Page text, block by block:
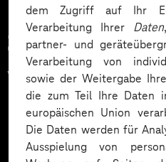
dem Zugriff auf Ihr
Verarbeitung Ihrer Daten
partner- und
Verarbeitung von
sowie der Weitergabe
die zum Teil Ihre Daten
europäischen Union
Die Daten werden für
Ausspielung von
Zahlreiche
vertrauen auf
Expertise. Hier